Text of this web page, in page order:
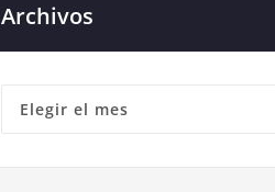
Archivos